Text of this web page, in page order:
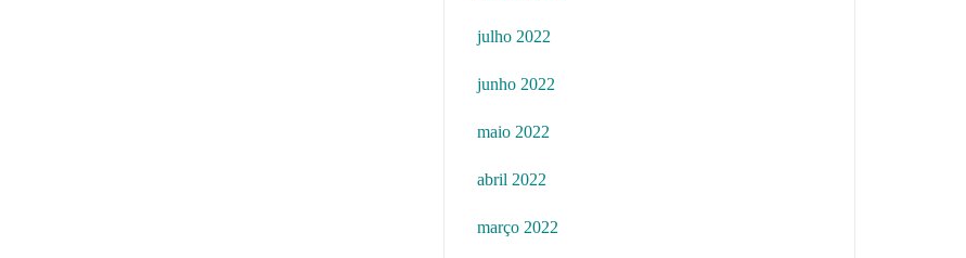
julho 2022
junho 2022
maio 2022
abril 2022
março 2022